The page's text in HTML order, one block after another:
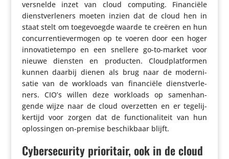
versnelde inzet van cloud computing. Finan­ciële
dienst­ver­le­ners moeten inzien dat de cloud hen in
staat stelt om toege­voegde waarde te creëren en hun
concur­ren­tie­ver­mogen op te voeren door een hoger
inno­va­tie­tempo en een snellere go-to-market voor
nieuwe diensten en producten. Cloud­plat­formen
kunnen daarbij dienen als brug naar de moder­ni­
satie van de workloads van finan­ciële dienst­ver­le­
ners. CIO’s willen deze workloads op samen­han­
gende wijze naar de cloud over­zetten en er tege­lij­
ker­tijd voor zorgen dat de func­ti­o­na­li­teit van hun
oplos­singen on-premise beschik­baar blijft.
Cybersecurity prioritair, ook in de cloud